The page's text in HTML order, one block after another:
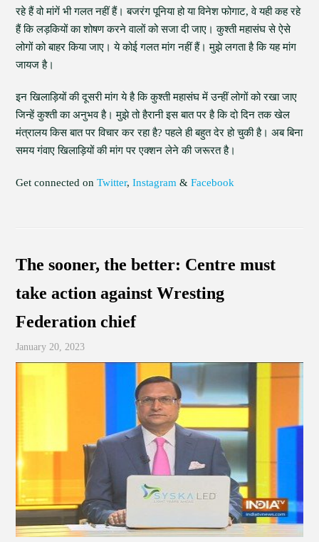
रहे हैं वो मांगें भी गलत नहीं हैं। बजरंग पूनिया हो या विनेश फोगाट, वे यही कह रहे
हैं कि लड़कियों का शोषण करने वालों को सजा दी जाए। कुश्ती महासंघ से ऐसे
लोगों को बाहर किया जाए। ये कोई गलत मांग नहीं हैं। मुझे लगता है कि यह मांग
जायज है।
इन खिलाड़ियों की दूसरी मांग ये है कि कुश्ती महासंघ में उन्हीं लोगों को रखा जाए
जिन्हें कुश्ती का अनुभव है। मुझे तो हैरानी इस बात पर है कि दो दिन तक खेल
मंत्रालय किस बात पर विचार कर रहा है? पहले ही बहुत देर हो चुकी है। अब बिना
समय गंवाए खिलाड़ियों की मांग पर एक्शन लेने की जरूरत है।
Get connected onTwitter,Instagram &Facebook
The sooner, the better: Centre must
take action against Wresting
Federation chief
January 20, 2023